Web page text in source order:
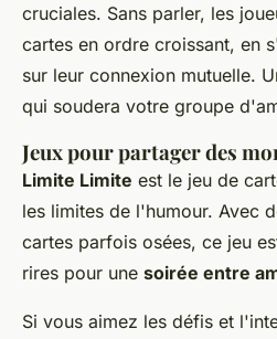
cruciales. Sans parler, les
cartes en ordre croissant, en
sur leur connexion mutuelle.
qui soudera votre groupe
Jeux pour partager des
Limite Limite est le jeu de
les limites de l'humour. Avec
cartes parfois osées, ce jeu
rires pour une soirée entre
Si vous aimez les défis et